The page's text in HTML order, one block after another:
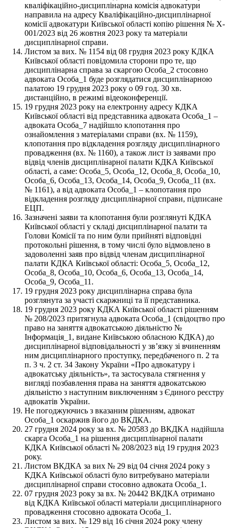
кваліфікаційно-дисциплінарна комісія адвокатури
направила на адресу Кваліфікаційно-дисциплінарної
комісії адвокатури Київської області копію рішення № X-
001/2023 від 26 жовтня 2023 року та матеріали
дисциплінарної справи.
Листом за вих. № 1154 від 08 грудня 2023 року КДКА
Київської області повідомила сторони про те, що
дисциплінарна справа за скаргою Особа_2 стосовно
адвоката Особа_1 буде розглядатися дисциплінарною
палатою 19 грудня 2023 року о 09 год. 30 хв.
дистанційно, в режимі відеоконференції.
19 грудня 2023 року на електронну адресу КДКА
Київської області від представника адвоката Особа_1 –
адвоката Особа_7 надійшло клопотання про
ознайомлення з матеріалами справи (вх. № 1159),
клопотання про відкладення розгляду дисциплінарного
провадження (вх. № 1160), а також лист із заявами про
відвід членів дисциплінарної палати КДКА Київської
області, а саме: Особа_5, Особа_12, Особа_8, Особа_10,
Особа_6, Особа_13, Особа_14, Особа_9, Особа_11 (вх.
№ 1161), а від адвоката Особа_1 – клопотання про
відкладення розгляду дисциплінарної справи, підписане
ЕЦП.
Зазначені заяви та клопотання були розглянуті КДКА
Київської області у складі дисциплінарної палати та
Голови Комісії та по ним були прийняті відповідні
протокольні рішення, в тому числі було відмовлено в
задоволенні заяв про відвід членам дисциплінарної
палати КДКА Київської області: Особа_5, Особа_12,
Особа_8, Особа_10, Особа_6, Особа_13, Особа_14,
Особа_9, Особа_11.
19 грудня 2023 року дисциплінарна справа була
розглянута за участі скаржниці та її представника.
19 грудня 2023 року КДКА Київської області рішенням
№ 208/2023 притягнула адвоката Особа_1 (свідоцтво про
право на заняття адвокатською діяльністю №
Інформація_1, видане Київською обласною КДКА) до
дисциплінарної відповідальності у зв’язку зі вчиненням
ним дисциплінарного проступку, передбаченого п. 2 та
п. 3 ч. 2 ст. 34 Закону України «Про адвокатуру і
адвокатську діяльність», та застосувала стягнення у
вигляді позбавлення права на заняття адвокатською
діяльністю з наступним виключенням з Єдиного реєстру
адвокатів України.
Не погоджуючись з вказаним рішенням, адвокат
Особа_1 оскаржив його до ВКДКА.
27 грудня 2024 року за вх. № 20583 до ВКДКА надійшла
скарга Особа_1 на рішення дисциплінарної палати
КДКА Київської області № 208/2023 від 19 грудня 2023
року.
Листом ВКДКА за вих № 29 від 04 січня 2024 року з
КДКА Київської області було витребувано матеріали
дисциплінарної справи стосовно адвоката Особа_1.
07 грудня 2023 року за вх. № 20442 ВКДКА отримано
від КДКА Київської області матеріали дисциплінарного
провадження стосовно адвоката Особа_1.
Листом за вих. № 129 від 16 січня 2024 року члену